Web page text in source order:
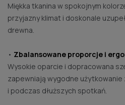
Miękka tkanina w spokojnym
przyjazny klimat i doskonale
drewna.
• Zbalansowane proporcje i
Wysokie oparcie i dopracowana
zapewniają wygodne użytkowanie
i podczas dłuższych spotkań.